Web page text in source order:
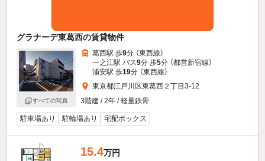
グラナーデ東葛西の賃貸物件
すべての写真
葛西駅 歩9分 （東西線）
一之江駅 バス9分 歩5分 （都営新宿線）
浦安駅 歩19分 （東西線）
東京都江戸川区東葛西２丁目3-12
3階建 / 2年 / 軽量鉄骨
駐車場あり 駐輪場あり 宅配ボックス
15.4万円